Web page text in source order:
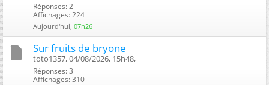
Réponses: 2
Affichages: 224
Aujourd'hui, 07h26
Sur fruits de bryone
toto1357, 04/08/2026, 15h48, ‎
Réponses: 3
Affichages: 310